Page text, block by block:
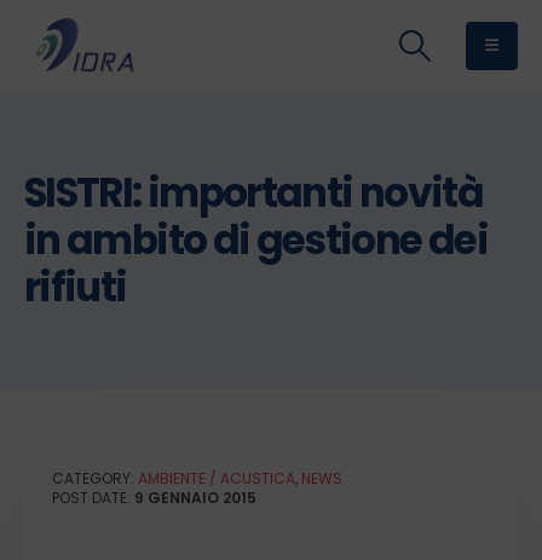
SISTRI: importanti novità
in ambito di gestione dei
rifiuti
CATEGORY: AMBIENTE / ACUSTICA, NEWS
POST DATE: 9 GENNAIO 2015